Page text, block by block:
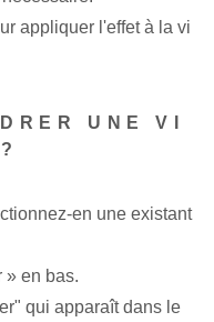
appliquer l'effet à la vi
UNE VI
en une existant
» en bas.
qui apparaît dans le